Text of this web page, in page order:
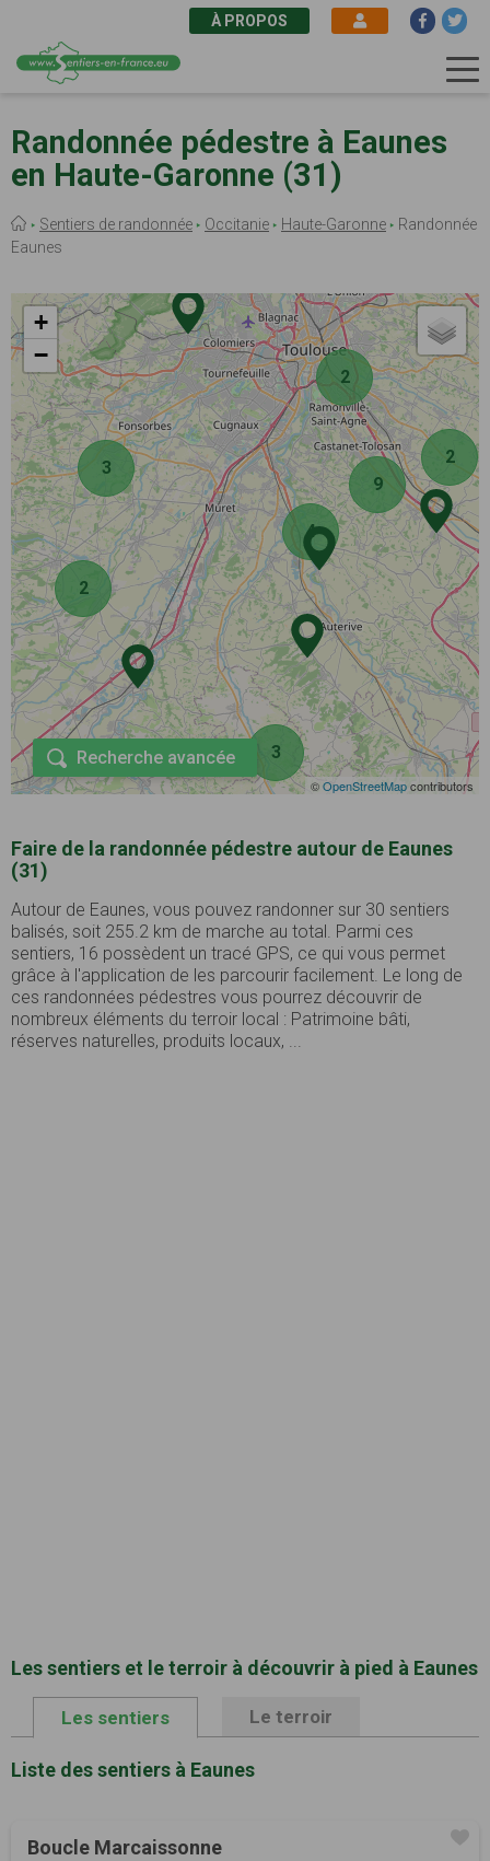
au
contenu
principal
À PROPOS
Randonnée pédestre à Eaunes
en Haute-Garonne (31)
Fil
d'Ariane
Sentiers de randonnée Occitanie Haute-Garonne
Randonnée
Eaunes
2
2
2
3
3
9
4
+
−
©OpenStreetMapcontributors
Recherche avancée
Faire de la randonnée pédestre autour de Eaunes
(31)
Autour de Eaunes, vous pouvez randonner sur 30 sentiers
balisés, soit 255.2 km de marche au total. Parmi ces
sentiers, 16 possèdent un tracé GPS, ce qui vous permet
grâce à l'application de les parcourir facilement. Le long de
ces randonnées pédestres vous pourrez découvrir de
nombreux éléments du terroir local : Patrimoine bâti,
réserves naturelles, produits locaux, ...
Les sentiers et le terroir à découvrir à pied à Eaunes
Les sentiers Le terroir
Liste des sentiers à Eaunes
Boucle Marcaissonne